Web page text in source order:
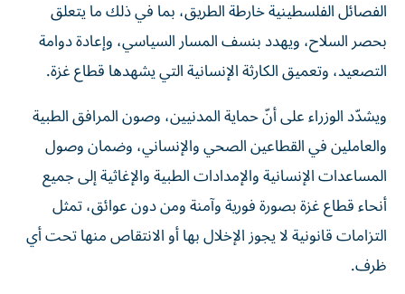
الفصائل الفلسطينية خارطة الطريق، بما في ذلك ما يتعلق
بحصر السلاح، ويهدد بنسف المسار السياسي، وإعادة دوامة
التصعيد، وتعميق الكارثة الإنسانية التي يشهدها قطاع غزة.
ويشدّد الوزراء على أنّ حماية المدنيين، وصون المرافق الطبية
والعاملين في القطاعين الصحي والإنساني، وضمان وصول
المساعدات الإنسانية والإمدادات الطبية والإغاثية إلى جميع
أنحاء قطاع غزة بصورة فورية وآمنة ومن دون عوائق، تمثل
التزامات قانونية لا يجوز الإخلال بها أو الانتقاص منها تحت أي
ظرف.